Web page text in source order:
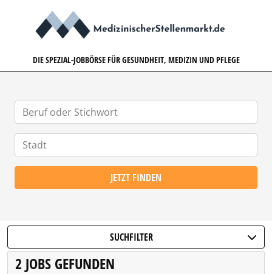
DIE SPEZIAL-JOBBÖRSE FÜR GESUNDHEIT, MEDIZIN UND PFLEGE
JETZT FINDEN
SUCHFILTER
2 JOBS GEFUNDEN